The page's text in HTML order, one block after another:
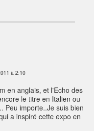
à 2:10
en anglais, et l'Echo des
le titre en Italien ou
Peu importe..Je suis bien
a inspiré cette expo en